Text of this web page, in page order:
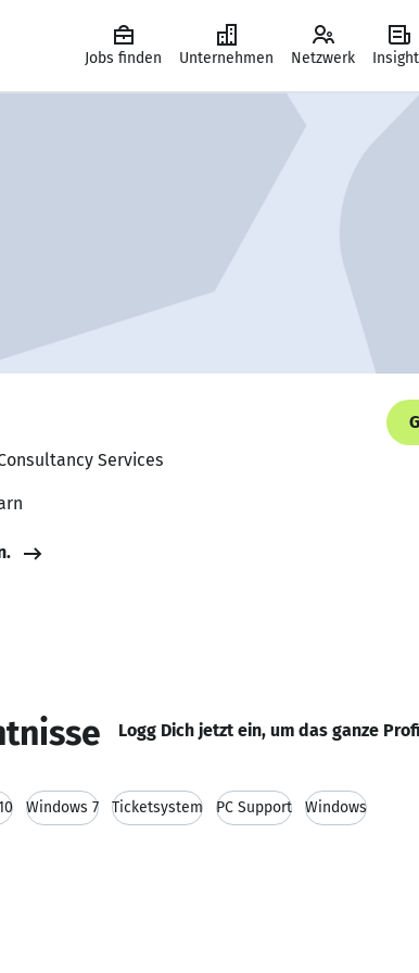
Jobs finden Unternehmen Netzwerk
Services
Logg Dich jetzt ein, um das ganze
Windows 7 Ticketsystem PC Support Windows